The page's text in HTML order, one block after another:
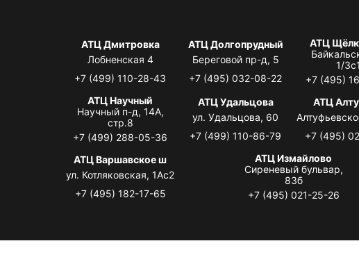
АТЦ Дмитровка
Лобненская 4
+7 (499) 110-28-43
АТЦ Долгопрудный
Береговой пр-д, 5
+7 (495) 032-08-22
АТЦ
1/
+7 (495)
АТЦ Научный
Научный п-д, 14А,
стр.8
+7 (499) 288-05-36
АТЦ Удальцова
ул. Удальцова, 60
+7 (499) 110-86-79
АТЦ
+7 (495)
АТЦ Варшавское ш
ул. Котляковская, 1Ас2
+7 (495) 182-17-65
АТЦ Измайлово
Сиреневый бульвар,
83б
+7 (495) 021-25-26